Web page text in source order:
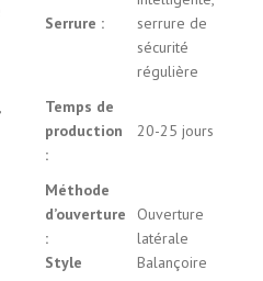
Serrure :
serrure de
sécurité
régulière
Temps de
production
:
20-25 jours
Méthode
d’ouverture
:
Style
Ouverture
latérale
Balançoire